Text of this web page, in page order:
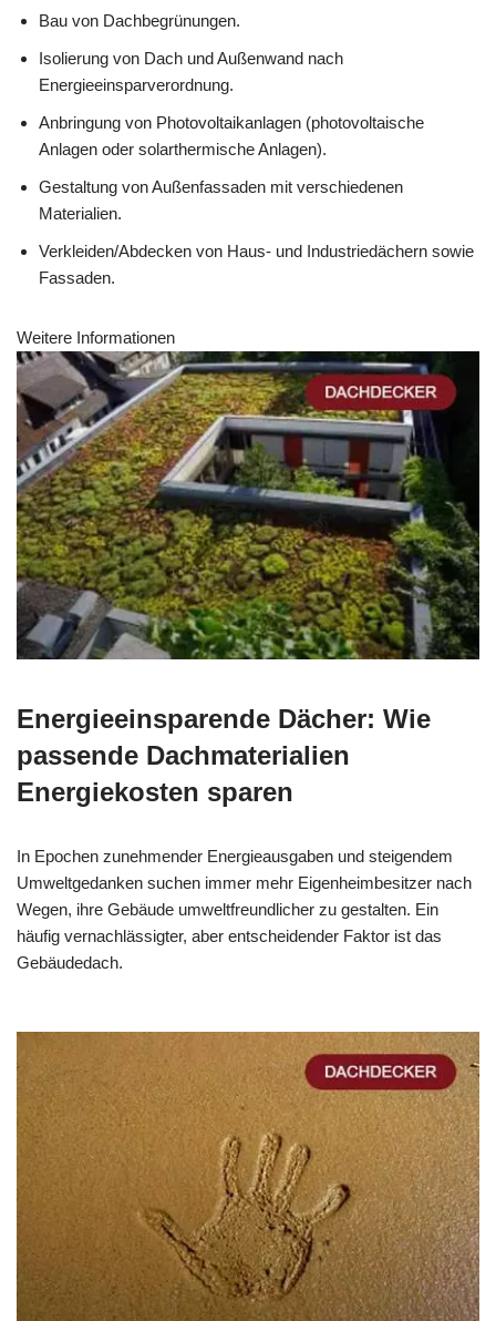
Bau von Dachbegrünungen.
Isolierung von Dach und Außenwand nach
Energieeinsparverordnung.
Anbringung von Photovoltaikanlagen (photovoltaische
Anlagen oder solarthermische Anlagen).
Gestaltung von Außenfassaden mit verschiedenen
Materialien.
Verkleiden/Abdecken von Haus- und Industriedächern sowie
Fassaden.
Weitere Informationen
Energieeinsparende Dächer: Wie
passende Dachmaterialien
Energiekosten sparen
In Epochen zunehmender Energieausgaben und steigendem
Umweltgedanken suchen immer mehr Eigenheimbesitzer nach
Wegen, ihre Gebäude umweltfreundlicher zu gestalten. Ein
häufig vernachlässigter, aber entscheidender Faktor ist das
Gebäudedach.